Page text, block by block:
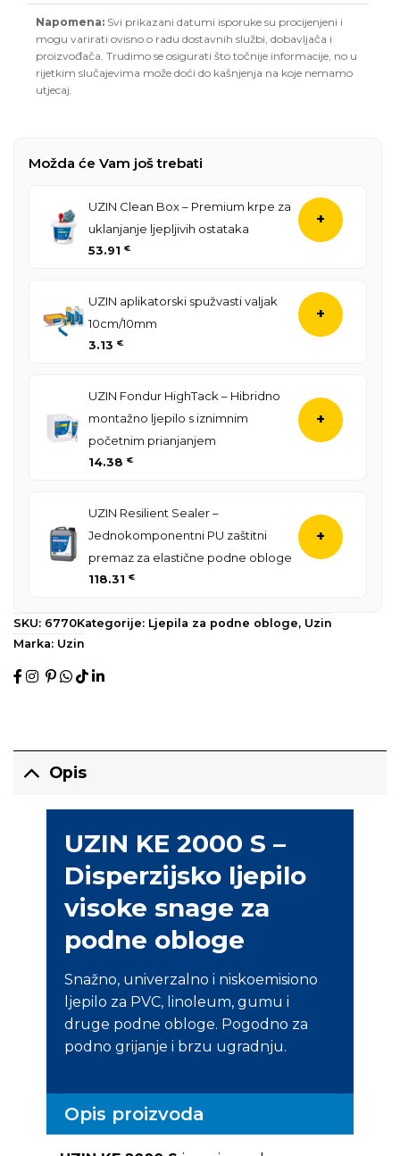
Napomena: Svi prikazani datumi isporuke su procijenjeni i
mogu varirati ovisno o radu dostavnih službi, dobavljača i
proizvođača. Trudimo se osigurati što točnije informacije, no u
rijetkim slučajevima može doći do kašnjenja na koje nemamo
utjecaj.
Možda će Vam još trebati
UZIN Clean Box – Premium krpe za
uklanjanje ljepljivih ostataka
53.91 €
+
UZIN aplikatorski spužvasti valjak
10cm/10mm
3.13 €
+
UZIN Fondur HighTack – Hibridno
montažno ljepilo s iznimnim
početnim prianjanjem
14.38 €
+
UZIN Resilient Sealer –
Jednokomponentni PU zaštitni
premaz za elastične podne obloge
118.31 €
+
SKU: 6770Kategorije: Ljepila za podne obloge, Uzin
Marka: Uzin
Opis
UZIN KE 2000 S –
Disperzijsko ljepilo
visoke snage za
podne obloge
Snažno, univerzalno i niskoemisiono
ljepilo za PVC, linoleum, gumu i
druge podne obloge. Pogodno za
podno grijanje i brzu ugradnju.
Opis proizvoda